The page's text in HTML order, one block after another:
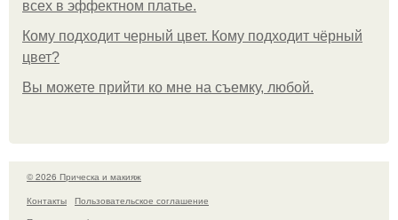
всех в эффектном платьe.
Кому подходит черный цвет. Кому подходит чёрный
цвет?
Вы можете прийти ко мне на съемку, любой.
© 2026 Прическа и макияж
Контакты
Пользовательское соглашение